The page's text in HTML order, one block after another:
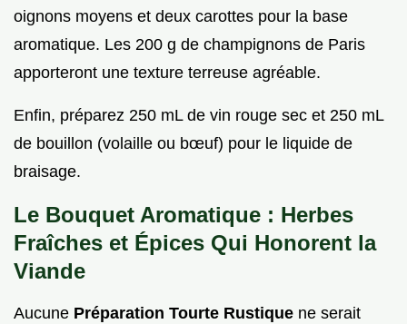
oignons moyens et deux carottes pour la base
aromatique. Les 200 g de champignons de Paris
apporteront une texture terreuse agréable.
Enfin, préparez 250 mL de vin rouge sec et 250 mL
de bouillon (volaille ou bœuf) pour le liquide de
braisage.
Le Bouquet Aromatique : Herbes
Fraîches et Épices Qui Honorent la
Viande
Aucune Préparation Tourte Rustique ne serait